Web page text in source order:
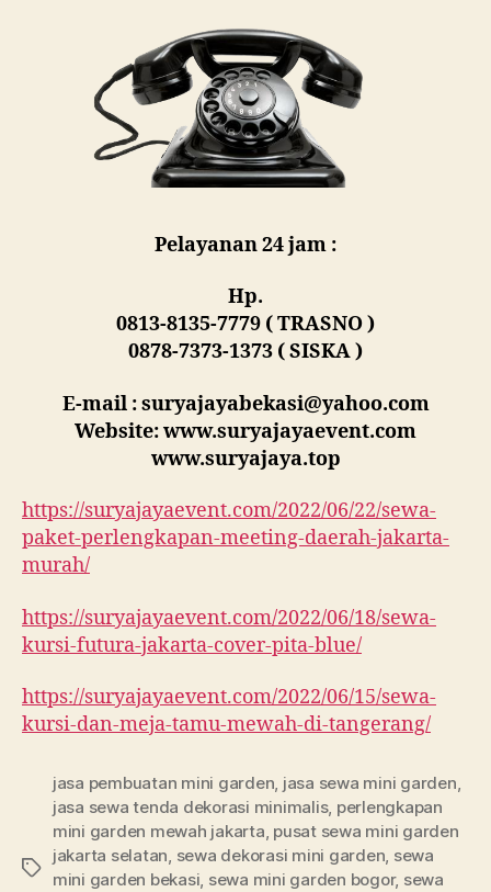
Pelayanan 24 jam :
Hp.
0813-8135-7779 ( TRASNO )
0878-7373-1373 ( SISKA )
E-mail : suryajayabekasi@yahoo.com
Website: www.suryajayaevent.com
www.suryajaya.top
https://suryajayaevent.com/2022/06/22/sewa-
paket-perlengkapan-meeting-daerah-jakarta-
murah/
https://suryajayaevent.com/2022/06/18/sewa-
kursi-futura-jakarta-cover-pita-blue/
https://suryajayaevent.com/2022/06/15/sewa-
kursi-dan-meja-tamu-mewah-di-tangerang/
Tags
jasa pembuatan mini garden, jasa sewa mini garden,
jasa sewa tenda dekorasi minimalis, perlengkapan
mini garden mewah jakarta, pusat sewa mini garden
jakarta selatan, sewa dekorasi mini garden, sewa
mini garden bekasi, sewa mini garden bogor, sewa